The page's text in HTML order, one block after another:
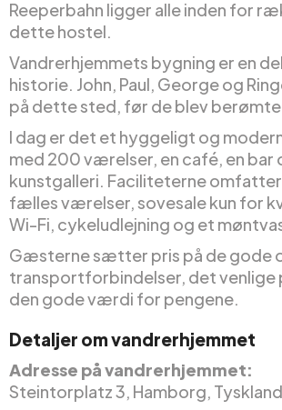
Reeperbahn ligger alle inden for
dette hostel.
Vandrerhjemmets bygning er en
historie. John, Paul, George og
på dette sted, før de blev berømte.
I dag er det et hyggeligt og
med 200 værelser, en café, en bar
kunstgalleri. Faciliteterne
fælles værelser, sovesale kun for
Wi-Fi, cykeludlejning og et
Gæsterne sætter pris på de gode
transportforbindelser, det venlige
den gode værdi for pengene.
Detaljer om vandrerhjemmet
Adresse på vandrerhjemmet:
Steintorplatz 3, Hamborg, Tyskland.